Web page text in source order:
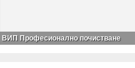
ВИП Професионално почистване